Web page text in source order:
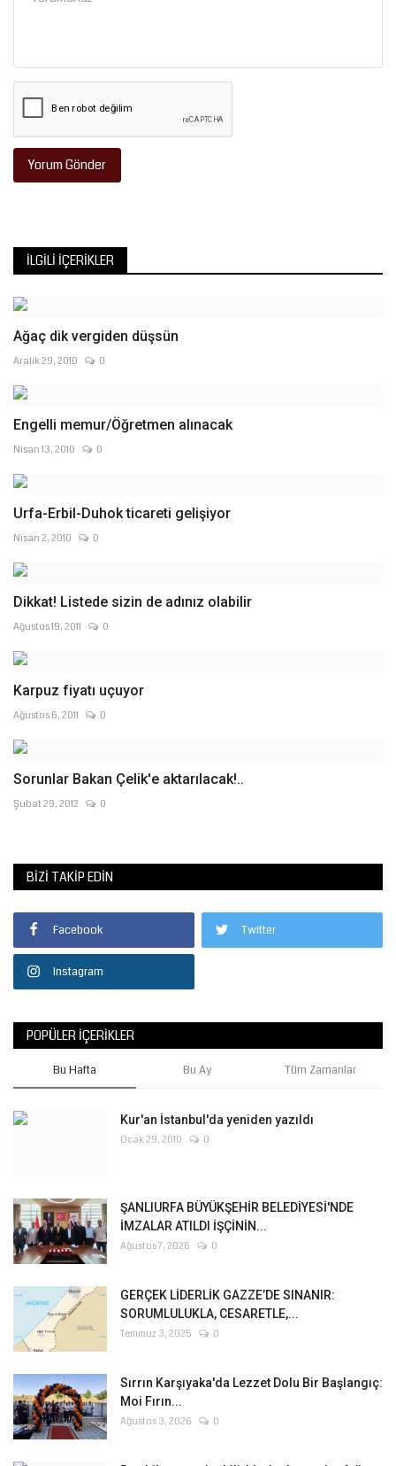
Yorum Gönder
İLGILI İÇERIKLER
Ağaç dik vergiden düşsün
Aralık 29, 2010 0
Engelli memur/Öğretmen alınacak
Nisan 13, 2010 0
Urfa-Erbil-Duhok ticareti gelişiyor
Nisan 2, 2010 0
Dikkat! Listede sizin de adınız olabilir
Ağustos 19, 2011 0
Karpuz fiyatı uçuyor
Ağustos 6, 2011 0
Sorunlar Bakan Çelik'e aktarılacak!..
Şubat 29, 2012 0
BIZI TAKIP EDIN
Facebook Twitter
Instagram
POPÜLER İÇERIKLER
Bu Hafta Bu Ay Tüm Zamanlar
Kur'an İstanbul'da yeniden yazıldı
Ocak 29, 2010 0
ŞANLIURFA BÜYÜKŞEHİR BELEDİYESİ'NDE
İMZALAR ATILDI İŞÇİNİN...
Ağustos 7, 2026 0
GERÇEK LİDERLİK GAZZE’DE SINANIR:
SORUMLULUKLA, CESARETLE,...
Temmuz 3, 2025 0
Sırrın Karşıyaka'da Lezzet Dolu Bir Başlangıç:
Moi Fırın...
Ağustos 3, 2026 0